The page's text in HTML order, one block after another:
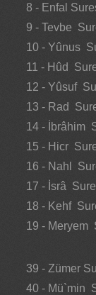
8 - Enfal
9 - Tevbe
10 - Yûnus
11 - Hûd
12 - Yûsuf
13 - Rad
14 - İbrâhim
15 - Hicr
16 - Nahl
17 - İsrâ
18 - Kehf
19 - Meryem
39 - Zümer
40 - Mü`min